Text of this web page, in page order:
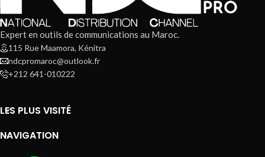
Expert en outils de communications au Maroc.
115 Rue Maamora, Kénitra
ndcpromaroc@outlook.fr
+212 641-010222
LES PLUS VISITÉ
NAVIGATION